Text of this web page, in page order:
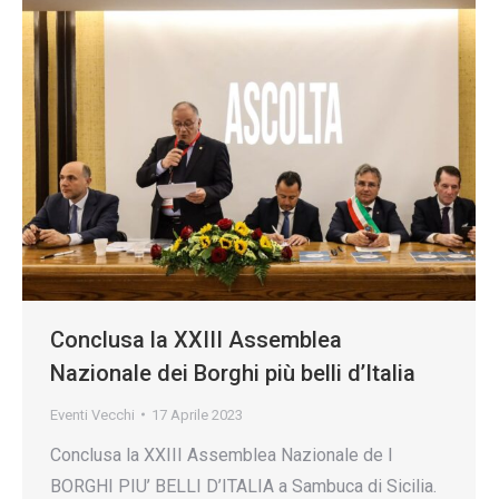
Conclusa la XXIII Assemblea
Nazionale dei Borghi più belli d’Italia
Eventi Vecchi 17 Aprile 2023
Conclusa la XXIII Assemblea Nazionale de I
BORGHI PIU’ BELLI D’ITALIA a Sambuca di Sicilia.